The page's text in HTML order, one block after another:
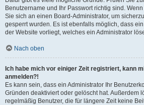
Benutzername und Ihr Passwort richtig sind.
Sie sich an einen Board-Administrator, um
gesperrt wurden. Es ist ebenfalls möglich, dass
der Website vorliegt, welches ein Administrator
Nach oben
Ich habe mich vor einiger Zeit registriert, kann
anmelden?!
Es kann sein, dass ein Administrator Ihr
Gründen deaktiviert oder gelöscht hat. Außerdem
regelmäßig Benutzer, die für längere Zeit keine